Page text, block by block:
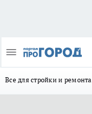
Все для стройки и ремонта